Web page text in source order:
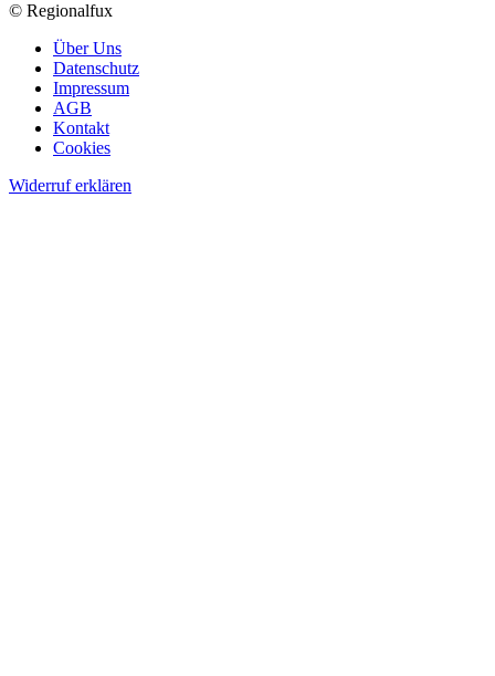
© Regionalfux
Über Uns
Datenschutz
Impressum
AGB
Kontakt
Cookies
Widerruf erklären